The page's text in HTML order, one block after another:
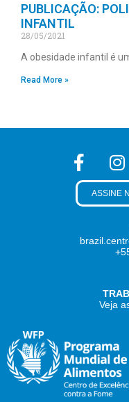
PUBLICAÇÃO:
INFANTIL
28/05/2021
A obesidade infantil é
Read More »
Veja
ASSINE